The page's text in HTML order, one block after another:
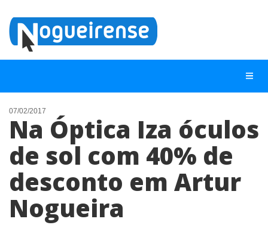
NOTÍCIAS
LISTA DIGITAL
TELEFONES ÚTEIS
CONTATO
07/02/2017
Na Óptica Iza óculos
de sol com 40% de
desconto em Artur
Nogueira